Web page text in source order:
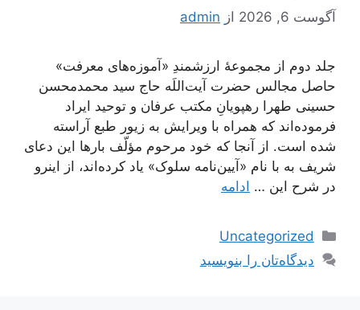
آگوست 6, 2026 از admin
جلد دوم از مجموعۀ ارزشمندِ «آموزه‌های معرفت»
حاصل مجالس حضرت آیت‌اللَه حاج سید محمدمحسن
حسینی طهرا رهپویانِ مکتب عرفان و توحید ایراد
فرموده‌اند که همراه با ویرایش به زیور طبع آراسته
شده است. از آنجا که خود مرحوم مؤلّف بارها این دعای
شریف به با نام «آیین‌نامه سلوک» یاد کرده‌اند، از اینرو
در شرح این … ادامه
دسته‌ها
Uncategorized
دیدگاه‌تان را بنویسید